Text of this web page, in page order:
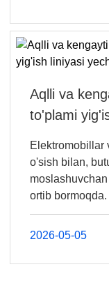
Aqlli va
to'plami
Elektromobillar
o'sish bilan,
ortib
2026-05-05